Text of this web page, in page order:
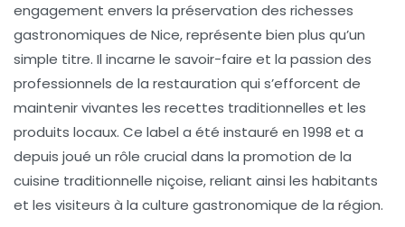
engagement envers la préservation des richesses
gastronomiques de Nice, représente bien plus qu’un
simple titre. Il incarne le savoir-faire et la passion des
professionnels de la restauration qui s’efforcent de
maintenir vivantes les recettes traditionnelles et les
produits locaux. Ce label a été instauré en 1998 et a
depuis joué un rôle crucial dans la promotion de la
cuisine traditionnelle niçoise, reliant ainsi les habitants
et les visiteurs à la culture gastronomique de la région.